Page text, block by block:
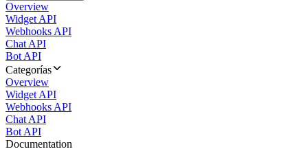
Overview
Widget API
Webhooks API
Chat API
Bot API
Categorías
Overview
Widget API
Webhooks API
Chat API
Bot API
Documentation